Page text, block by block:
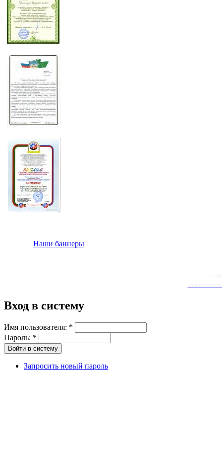
Наши баннеры
Вход в систему
Имя пользователя: *
Пароль: *
Запросить новый пароль